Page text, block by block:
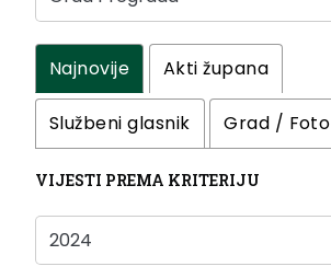
Najnovije Akti župana
Službeni glasnik Grad / Foto
VIJESTI PREMA KRITERIJU